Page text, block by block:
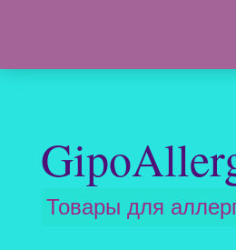
Товары для